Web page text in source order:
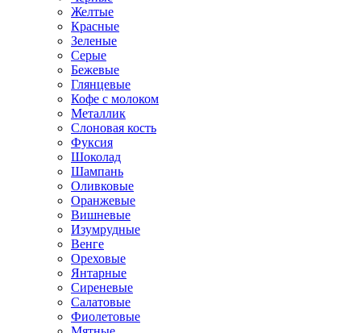
Желтые
Красные
Зеленые
Серые
Бежевые
Глянцевые
Кофе с молоком
Металлик
Слоновая кость
Фуксия
Шоколад
Шампань
Оливковые
Оранжевые
Вишневые
Изумрудные
Венге
Ореховые
Янтарные
Сиреневые
Салатовые
Фиолетовые